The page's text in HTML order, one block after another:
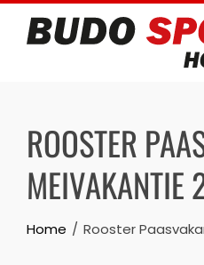
Skip
ROOSTER
Home Rooster